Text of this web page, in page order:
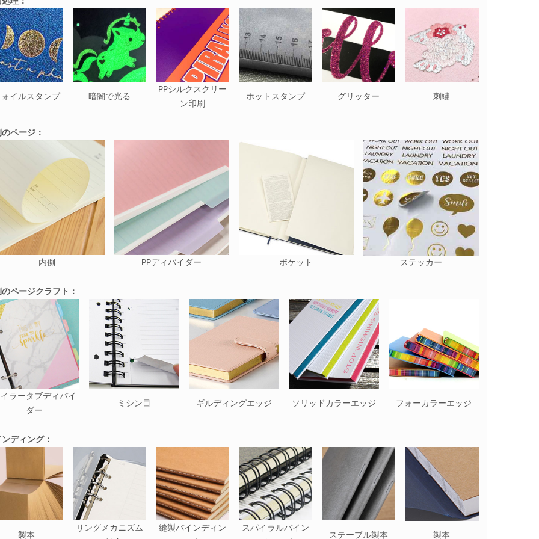
イルスタンプ 暗闇で光る
PPシルクスクリー
ン印刷
ホットスタンプ グリッター 刺繍
ページ：
内側 PPディバイダー ポケット ステッカー
ページクラフト：
ラータブディバイ
ダー
ミシン目 ギルディングエッジ ソリッドカラーエッジ フォーカラーエッジ
ディング：
製本
リングメカニズム
縫製バインディン
スパイラルバイン
ステープル製本 製本